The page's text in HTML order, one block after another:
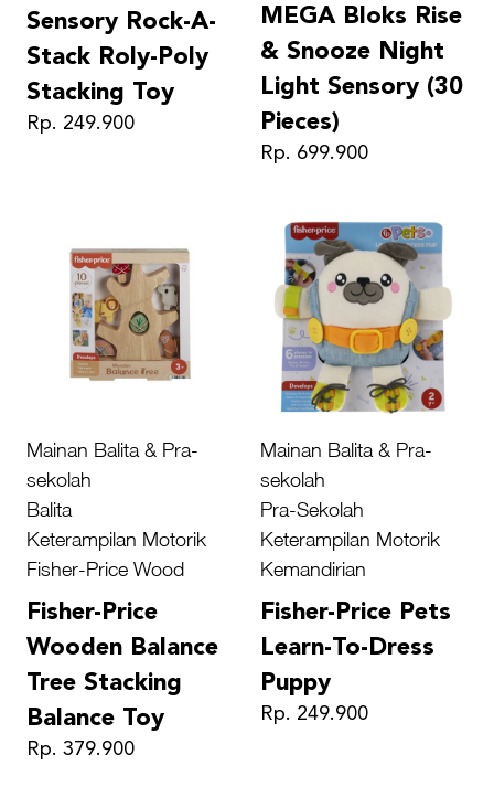
Sensory Rock-A-
Stack Roly-Poly
Stacking Toy
Rp. 249.900
MEGA Bloks Rise
& Snooze Night
Light Sensory (30
Pieces)
Rp. 699.900
Mainan Balita & Pra-
sekolah
Balita
Keterampilan Motorik
Fisher-Price Wood
Fisher-Price
Wooden Balance
Tree Stacking
Balance Toy
Rp. 379.900
Mainan Balita & Pra-
sekolah
Pra-Sekolah
Keterampilan Motorik
Kemandirian
Fisher-Price Pets
Learn-To-Dress
Puppy
Rp. 249.900